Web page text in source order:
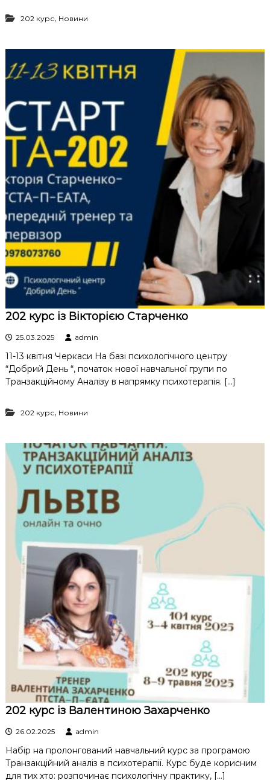
202 курс, Новини
202 курс із Вікторією Старченко
25.03.2025 admin
11-13 квітня Черкаси На базі психологічного центру
“Добрий День “, початок нової навчальної групи по
Транзакційному Аналізу в напрямку психотерапія. […]
202 курс, Новини
202 курс із Валентиною Захарченко
26.02.2025 admin
Набір на пролонгований навчальний курс за програмою
Транзакційний аналіз в психотерапії. Курс буде корисним
для тих хто: розпочинає психологічну практику, […]